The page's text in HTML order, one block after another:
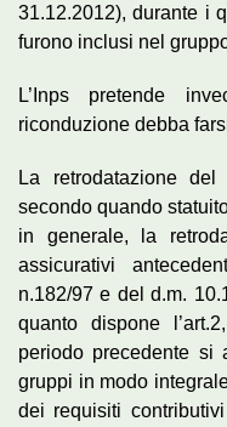
31.12.2012), durante i
furono inclusi nel
L’Inps pretende
riconduzione debba
La retrodatazione
secondo quando
in generale, la
assicurativi
n.182/97 e del d.m.
quanto dispone
periodo precedente si
gruppi in modo
dei requisiti